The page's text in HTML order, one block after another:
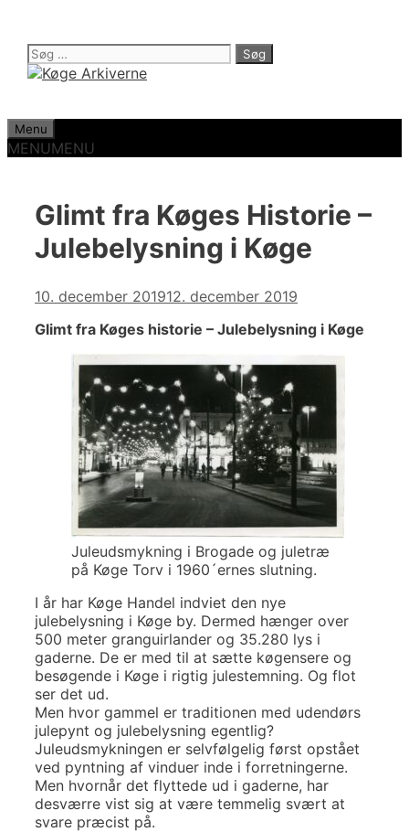
indhold
Søg
efter:
Menu
MENUMENU
Glimt fra Køges Historie –
Julebelysning i Køge
10. december 201912. december 2019
Glimt fra Køges historie – Julebelysning i Køge
Juleudsmykning i Brogade og juletræ
på Køge Torv i 1960´ernes slutning.
I år har Køge Handel indviet den nye
julebelysning i Køge by. Dermed hænger over
500 meter granguirlander og 35.280 lys i
gaderne. De er med til at sætte køgensere og
besøgende i Køge i rigtig julestemning. Og flot
ser det ud.
Men hvor gammel er traditionen med udendørs
julepynt og julebelysning egentlig?
Juleudsmykningen er selvfølgelig først opstået
ved pyntning af vinduer inde i forretningerne.
Men hvornår det flyttede ud i gaderne, har
desværre vist sig at være temmelig svært at
svare præcist på.